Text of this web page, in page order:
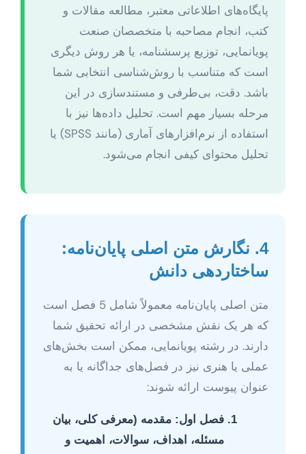
پایگاه‌های اطلاعاتی معتبر، مطالعه مقالات و
کتب، انجام مصاحبه با متخصصان صنعت
پویانمایی، توزیع پرسشنامه، یا هر روش دیگری
است که متناسب با روش‌شناسی انتخابی شما
باشد. دقت، بی‌طرفی و مستندسازی در این
مرحله بسیار مهم است. تحلیل داده‌ها نیز با
استفاده از نرم‌افزارهای آماری (مانند SPSS) یا
تحلیل محتوای کیفی انجام می‌شود.
4. نگارش متن اصلی پایان‌نامه:
ساختاردهی دانش
متن اصلی پایان‌نامه معمولاً شامل 5 فصل است
که هر یک نقش مشخصی در ارائه تحقیق شما
دارند. در رشته پویانمایی، ممکن است بخش‌های
عملی یا هنری نیز در فصل‌های جداگانه یا به
عنوان پیوست ارائه شوند:
فصل اول: مقدمه (معرفی کلی، بیان
مسئله، اهداف، سوالات، اهمیت و